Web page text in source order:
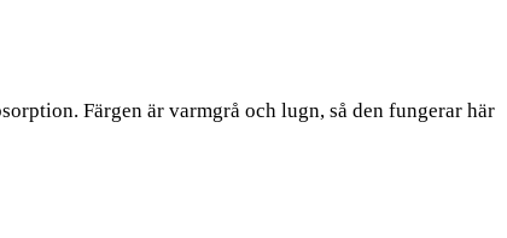
Färgen är varmgrå och lugn, så den fungerar här